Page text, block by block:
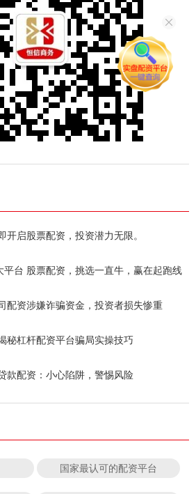
开启股票配资，投资潜力无限。
平台 股票配资，挑选一直牛，赢在起跑线
配资涉嫌诈骗资金，投资者损失惨重
秘杠杆配资平台骗局实操技巧
款配资：小心陷阱，警惕风险
国家最认可的配资平台